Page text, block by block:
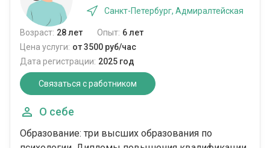
Санкт-Петербург, Адмиралтейская
Возраст: 28 лет Опыт: 6 лет
Цена услуги: от 3500 руб/час
Дата регистрации: 2025 год
Связаться с работником
О себе
Образование: три высших образования по